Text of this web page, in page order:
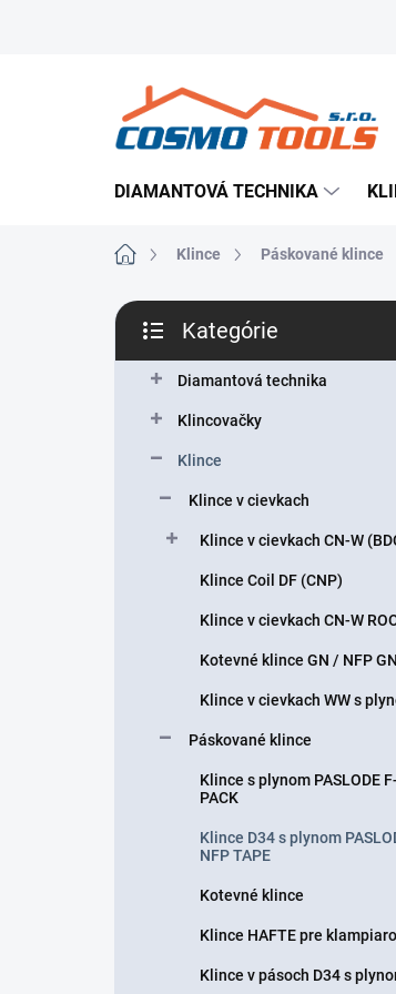
DIAMANTOVÁ TECHNIKA
DomovKlince Páskované klince
B
č
kategórie
Kategórie
Diamantová technika
Klincovačky
Klince
Klince v cievkach
Klince v cievkach CN-W
Klince Coil DF (CNP)
Klince v cievkach CN-W
Kotevné klince GN / NFP GN
Klince v cievkach WW s
Páskované klince
Klince s plynom PASLODE F-
PACK
Klince D34 s plynom
NFP TAPE
Kotevné klince
Klince HAFTE pre
Klince v pásoch D34 s